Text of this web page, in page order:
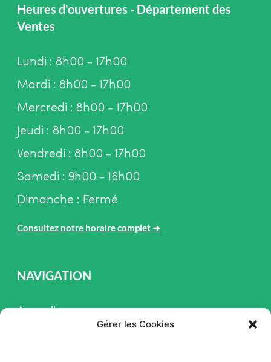
Gérer les Cookies
Heures d'ouvertures - Département des
Ventes
Lundi : 8h00 - 17h00
Mardi : 8h00 - 17h00
Mercredi : 8h00 - 17h00
Jeudi : 8h00 - 17h00
Vendredi : 8h00 - 17h00
Samedi : 9h00 - 16h00
Dimanche : Fermé
Consultez notre horaire complet ➜
NAVIGATION
Accueil